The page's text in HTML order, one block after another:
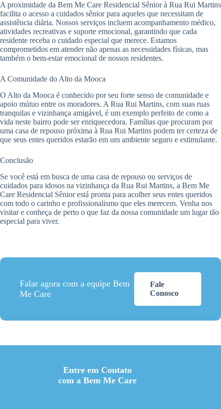
A proximidade da Bem Me Care Residencial Sênior à Rua Rui Martins
facilita o acesso a cuidados sênior para aqueles que necessitam de
assistência diária. Nossos serviços incluem acompanhamento médico,
atividades recreativas e suporte emocional, garantindo que cada
residente receba o cuidado especial que merece. Estamos
comprometidos em atender não apenas as necessidades físicas, mas
também o bem-estar emocional de nossos residentes.
A Comunidade do Alto da Mooca
O Alto da Mooca é conhecido por seu forte senso de comunidade e
apoio mútuo entre os moradores. A Rua Rui Martins, com suas ruas
tranquilas e vizinhança amigável, é um exemplo perfeito de como a
vida neste bairro pode ser enriquecedora. Famílias que procuram por
uma casa de repouso próxima à Rua Rui Martins podem ter certeza de
que seus entes queridos estarão em um ambiente seguro e estimulante.
Conclusão
Se você está em busca de uma casa de repouso ou serviços de
cuidados para idosos na vizinhança da Rua Rui Martins, a Bem Me
Care Residencial Sênior está pronta para acolher seus entes queridos
com todo o carinho e profissionalismo que eles merecem. Venha nos
visitar e conheça de perto o que faz da nossa comunidade um lugar tão
especial para viver.
Falar agora com a equipe Bem
Me Care
Fale
Conosco
Entre em Contato
com a Bem Me Care